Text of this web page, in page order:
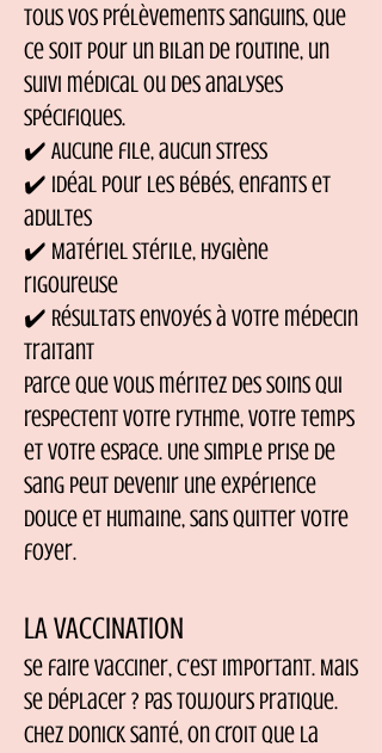
tous vos prélèvements sanguins, que
ce soit pour un bilan de routine, un
suivi médical ou des analyses
spécifiques.
✔️ Aucune file, aucun stress
✔️ Idéal pour les bébés, enfants et
adultes
✔️ Matériel stérile, hygiène
rigoureuse
✔️ Résultats envoyés à votre médecin
traitant
Parce que vous méritez des soins qui
respectent votre rythme, votre temps
et votre espace. Une simple prise de
sang peut devenir une expérience
douce et humaine, sans quitter votre
foyer.
LA VACCINATION
Se faire vacciner, c’est important. Mais
se déplacer ? Pas toujours pratique.
Chez Donick Santé, on croit que la